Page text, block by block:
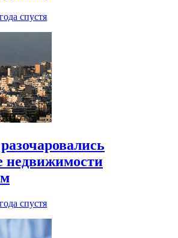
спустя
недвижимости
спустя